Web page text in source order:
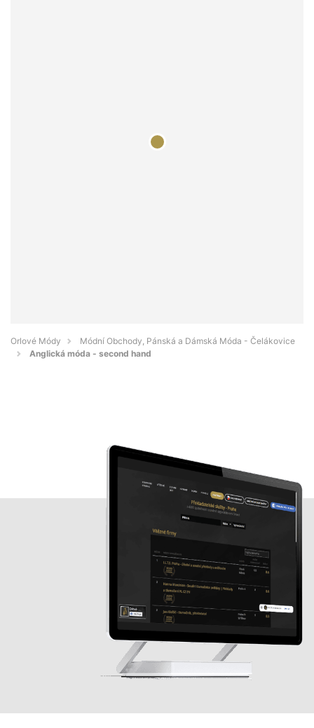
Orlové Módy
Módní Obchody, Pánská a Dámská Móda - Čelákovice
Anglická móda - second hand